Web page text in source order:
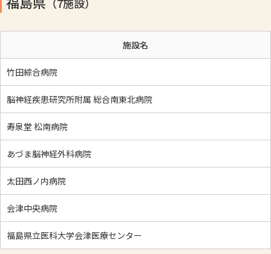
施設名
竹田綜合病院
脳神経疾患研究所附属 総合南東北病院
寿泉堂 松南病院
あづま脳神経外科病院
太田西ノ内病院
会津中央病院
福島県立医科大学会津医療センター